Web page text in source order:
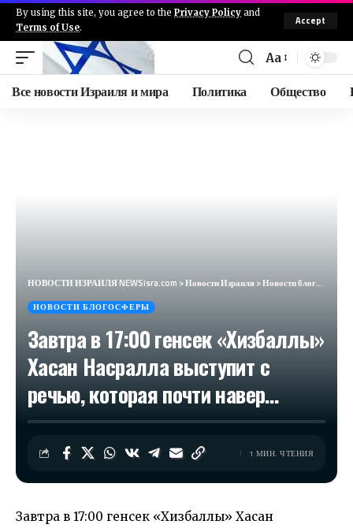
By using this site, you agree to the Privacy Policy and
Terms of Use.
Accept
Aa
Все новости Израиля и мира Политика Общество
НОВОСТИ ИЗРАИЛЯ NEWSisra.com >Новости Израиля>Новости блогосферы
НОВОСТИ БЛОГОСФЕРЫ
Завтра в 17:00 генсек «Хизбаллы»
Хасан Насралла выступит с
речью, которая почти навер…
1 МИН. ЧТЕНИЯ
Завтра в 17:00 генсек «Хизбаллы» Хасан